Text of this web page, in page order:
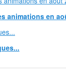
animations en